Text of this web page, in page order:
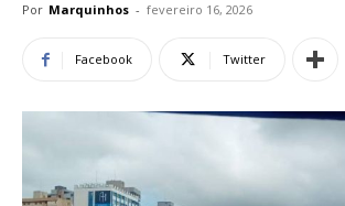
Por Marquinhos - fevereiro 16, 2026
Facebook Twitter